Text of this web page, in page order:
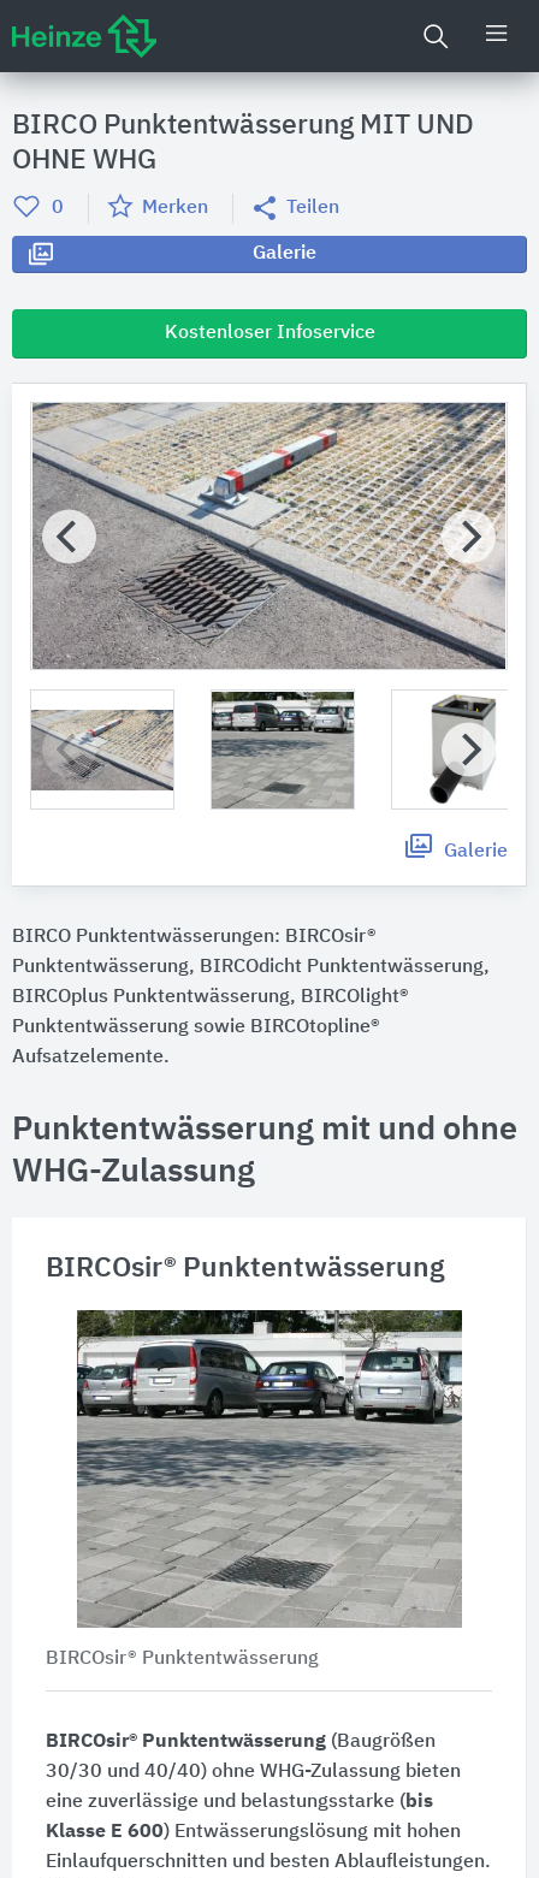
BIRCO Punktentwässerung MIT UND
OHNE WHG
0 Merken Teilen
Galerie
Kostenloser Infoservice
Galerie
BIRCO Punktentwässerungen: BIRCOsir®
Punktentwässerung, BIRCOdicht Punktentwässerung,
BIRCOplus Punktentwässerung, BIRCOlight®
Punktentwässerung sowie BIRCOtopline®
Aufsatzelemente.
Punktentwässerung mit und ohne
WHG-Zulassung
BIRCOsir® Punktentwässerung
BIRCOsir® Punktentwässerung
BIRCOsir® Punktentwässerung(Baugrößen
30/30 und 40/40) ohne WHG-Zulassung bieten
eine zuverlässige und belastungsstarke ( bis
Klasse E 600) Entwässerungslösung mit hohen
Einlaufquerschnitten und besten Ablaufleistungen.